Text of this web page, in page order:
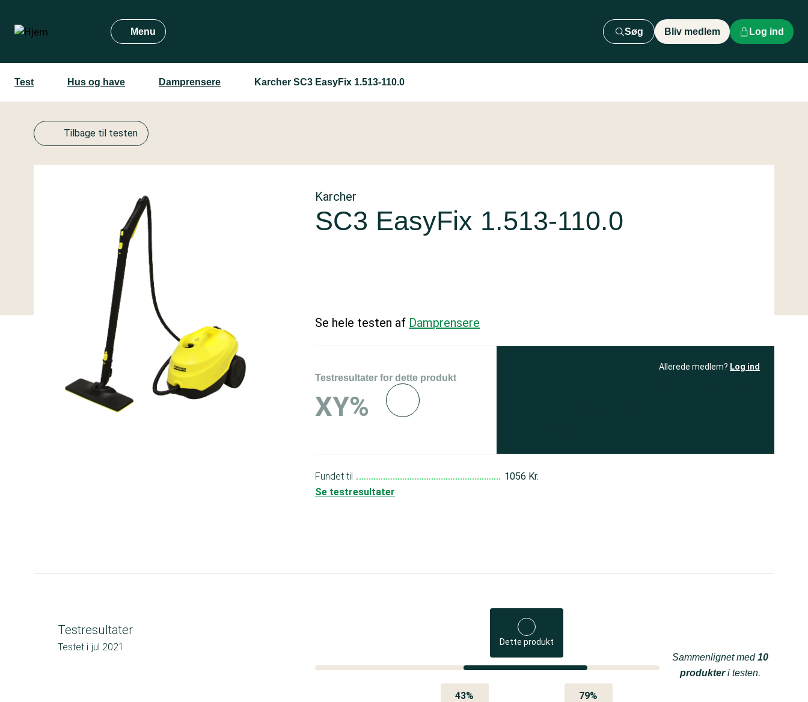
hovedindhold
Menu Søg Bliv medlem Log ind
Test Hus og have Damprensere Karcher SC3 EasyFix 1.513-110.0
Tilbage til testen
Karcher
SC3 EasyFix 1.513-110.0
Se hele testen af Damprensere
Testresultater for dette produkt
XY%
Allerede medlem? Log ind
Fundet til
1056 Kr.
Se testresultater
Testresultater
Testet i jul 2021 Dette produkt
43% 79%
Sammenlignet med10
produkteri testen.